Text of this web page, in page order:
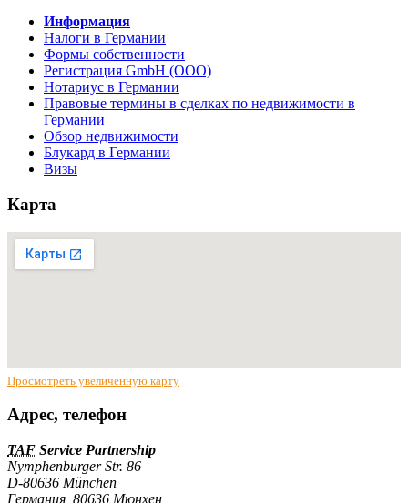
Информация
Налоги в Германии
Формы собственности
Регистрация GmbH (ООО)
Нотариус в Германии
Правовые термины в сделках по недвижимости в
Германии
Обзор недвижимости
Блукард в Германии
Визы
Карта
Просмотреть увеличенную карту
Адрес, телефон
TAF Service Partnership
Nymphenburger Str. 86
D-80636 München
Германия 80636 Мюнхен